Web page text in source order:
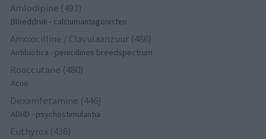
Amlodipine (493)
Bloeddruk - calciumantagonisten
Amoxicilline / Clavulaanzuur (486)
Antibiotica - penicillines breedspectrum
Roaccutane (480)
Acne
Dexamfetamine (446)
ADHD - psychostimulantia
Euthyrox (436)